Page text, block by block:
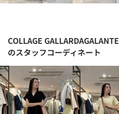
COLLAGE GALLARDAGALANTE
のスタッフコーディネート